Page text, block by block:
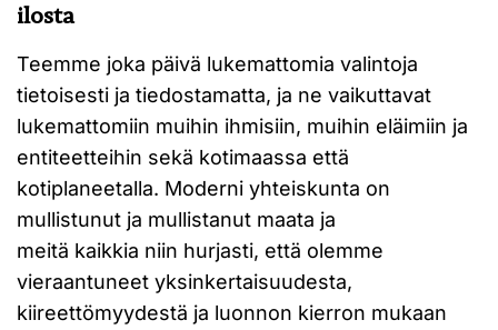
ilosta
Teemme joka päivä lukemattomia valintoja
tietoisesti ja tiedostamatta, ja ne vaikuttavat
lukemattomiin muihin ihmisiin, muihin eläimiin ja
entiteetteihin sekä kotimaassa että
kotiplaneetalla. Moderni yhteiskunta on
mullistunut ja mullistanut maata ja
meitä kaikkia niin hurjasti, että olemme
vieraantuneet yksinkertaisuudesta,
kiireettömyydestä ja luonnon kierron mukaan